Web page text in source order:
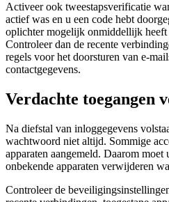
Activeer ook tweestapsverificatie
actief was en u een code hebt
oplichter mogelijk onmiddellijk heeft
Controleer dan de recente
regels voor het doorsturen van e-
contactgegevens.
Verdachte toegangen
Na diefstal van inloggegevens
wachtwoord niet altijd. Sommige
apparaten aangemeld. Daarom moet
onbekende apparaten verwijderen
Controleer de